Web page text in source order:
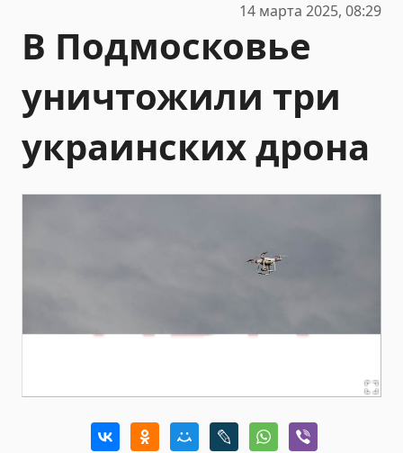
14 марта 2025, 08:29
В Подмосковье
уничтожили три
украинских дрона